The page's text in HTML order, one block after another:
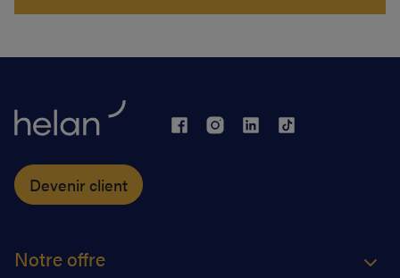
Devenir client
Notre offre